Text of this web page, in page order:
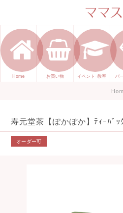
ママのかくれた才
手づくり表現ステ
ンドメイド（手づ
センスで表現した
ます
Home お買い物 イベント･教室 パ
寿元堂茶【ぽかぽか】ﾃｨｰﾊﾞｯ
オーダー可